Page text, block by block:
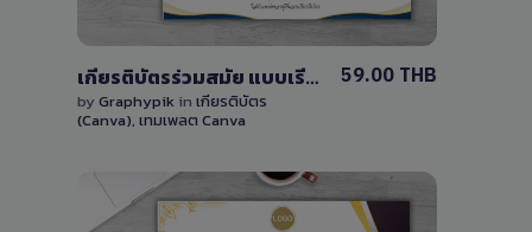
เกียรติบัตรร่วมสมัย แบบเรียบง่ายหรูหรา แก้ไขได้ด้วย Canva ฟรี
by Graphypik in เกียรติบัตร
(Canva), เทมเพลต Canva
59.00 THB